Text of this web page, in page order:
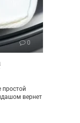
0
простой
вернет